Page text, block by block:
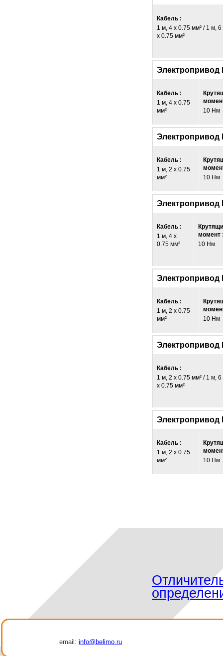
Кабель :
1 м, 4 x 0.75 мм² / 1 м, 6
x 0.75 мм²
Электропривод
Кабель :
1 м, 4 x 0.75
мм²
10 Нм
Электропривод
Кабель :
1 м, 2 x 0.75
мм²
10 Нм
Электропривод
Кабель :
1 м, 4 x
0.75 мм²
момент
10 Нм
Электропривод
Кабель :
1 м, 2 x 0.75
мм²
10 Нм
Электропривод
Кабель :
1 м, 2 x 0.75 мм² / 1 м, 6
x 0.75 мм²
Электропривод
Кабель :
1 м, 2 x 0.75
мм²
10 Нм
email: info@belimo.ru